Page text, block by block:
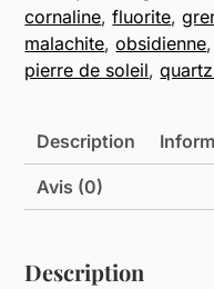
pierre
cornaline,fluorite,
malachite,obsidienne
pierre de soleil,
Description
Avis (0)
Description